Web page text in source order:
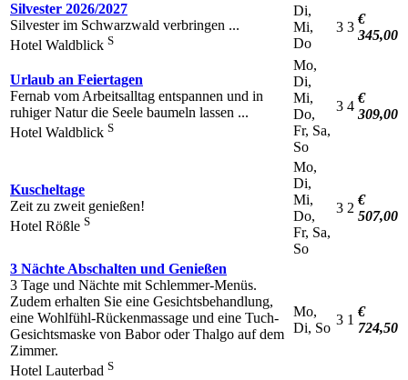
Silvester 2026/2027
Silvester im Schwarzwald verbringen ...
Hotel Waldblick S
Di,
Mi,
Do
3 3
€
345,00
Urlaub an Feiertagen
Fernab vom Arbeitsalltag entspannen und in
ruhiger Natur die Seele baumeln lassen ...
Hotel Waldblick S
Mo,
Di,
Mi,
Do,
Fr, Sa,
So
3 4
€
309,00
Kuscheltage
Zeit zu zweit genießen!
Hotel Rößle S
Mo,
Di,
Mi,
Do,
Fr, Sa,
So
3 2
€
507,00
3 Nächte Abschalten und Genießen
3 Tage und Nächte mit Schlemmer-Menüs.
Zudem erhalten Sie eine Gesichtsbehandlung,
eine Wohlfühl-Rückenmassage und eine Tuch-
Gesichtsmaske von Babor oder Thalgo auf dem
Zimmer.
Hotel Lauterbad S
Mo,
Di, So
3 1
€
724,50